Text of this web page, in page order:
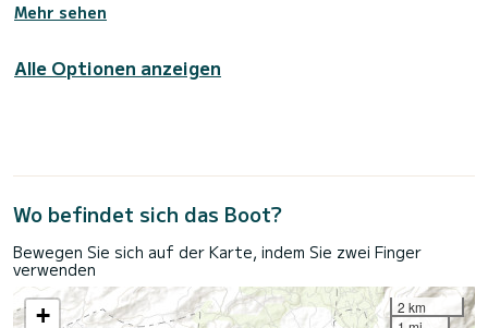
Mehr sehen
Alle Optionen anzeigen
Wo befindet sich das Boot?
Bewegen Sie sich auf der Karte, indem Sie zwei Finger
verwenden
+
2 km